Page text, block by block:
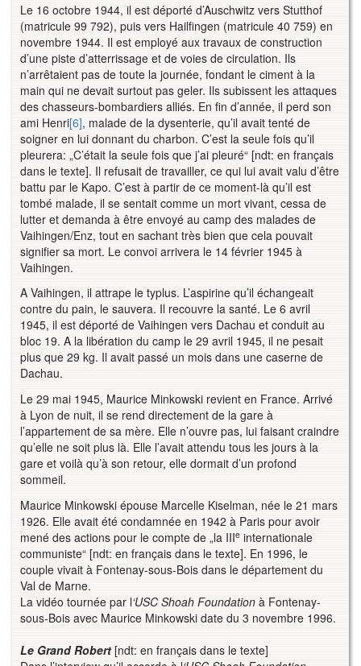
Le 16 octobre 1944, il est déporté d’Auschwitz vers Stutthof
(matricule 99 792), puis vers Hailfingen (matricule 40 759) en
novembre 1944. Il est employé aux travaux de construction
d’une piste d’atterrissage et de voies de circulation. Ils
n’arrêtaient pas de toute la journée, fondant le ciment à la
main qui ne devait surtout pas geler. Ils subissent les attaques
des chasseurs-bombardiers alliés. En fin d’année, il perd son
ami Henri[6], malade de la dysenterie, qu’il avait tenté de
soigner en lui donnant du charbon. C’est la seule fois qu’il
pleurera: „C’était la seule fois que j’ai pleuré“ [ndt: en français
dans le texte]. Il refusait de travailler, ce qui lui avait valu d’être
battu par le Kapo. C’est à partir de ce moment-là qu’il est
tombé malade, il se sentait comme un mort vivant, cessa de
lutter et demanda à être envoyé au camp des malades de
Vaihingen/Enz, tout en sachant très bien que cela pouvait
signifier sa mort. Le convoi arrivera le 14 février 1945 à
Vaihingen.
A Vaihingen, il attrape le typlus. L’aspirine qu’il échangeait
contre du pain, le sauvera. Il recouvre la santé. Le 6 avril
1945, il est déporté de Vaihingen vers Dachau et conduit au
bloc 19. A la libération du camp le 29 avril 1945, il ne pesait
plus que 29 kg. Il avait passé un mois dans une caserne de
Dachau.
Le 29 mai 1945, Maurice Minkowski revient en France. Arrivé
à Lyon de nuit, il se rend directement de la gare à
l’appartement de sa mère. Elle n’ouvre pas, lui faisant craindre
qu’elle ne soit plus là. Elle l’avait attendu tous les jours à la
gare et voilà qu’à son retour, elle dormait d’un profond
sommeil.
Maurice Minkowski épouse Marcelle Kiselman, née le 21 mars
1926. Elle avait été condamnée en 1942 à Paris pour avoir
mené des actions pour le compte de „la IIIe internationale
communiste“ [ndt: en français dans le texte]. En 1996, le
couple vivait à Fontenay-sous-Bois dans le département du
Val de Marne.
La vidéo tournée par l‘USC Shoah Foundation à Fontenay-
sous-Bois avec Maurice Minkowski date du 3 novembre 1996.
Le Grand Robert [ndt: en français dans le texte]